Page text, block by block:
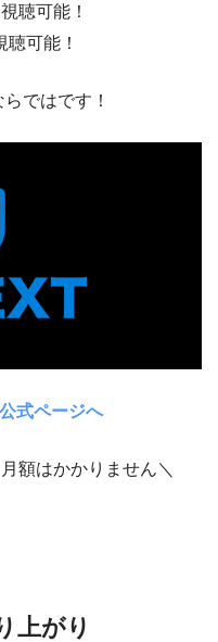
聴可能！
聴可能！
ではです！
式ページへ
額はかかりません＼
上がり